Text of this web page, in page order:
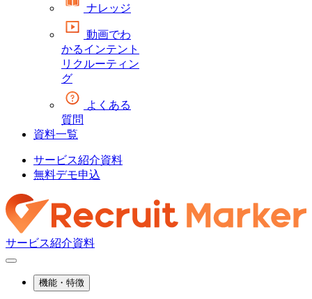
ナレッジ
動画でわ
かるインテント
リクルーティン
グ
よくある
質問
資料一覧
サービス紹介資料
無料デモ申込
サービス紹介資料
機能・特徴